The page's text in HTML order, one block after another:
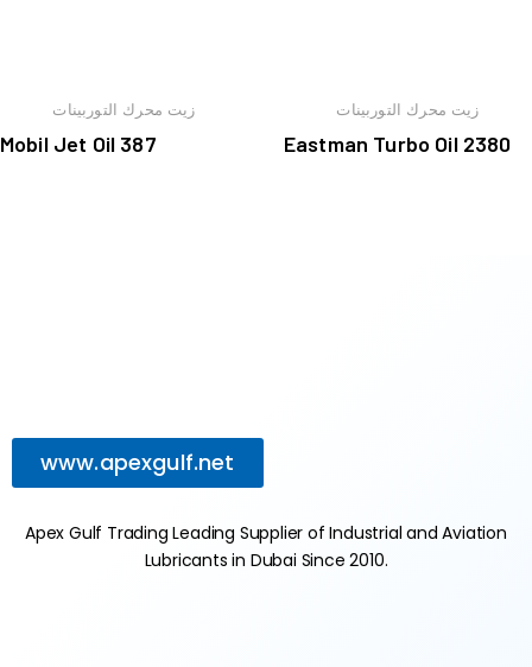
زيت محرك التوربينات
Mobil Jet Oil 387
زيت محرك التوربينات
Eastman Turbo Oil 2380
www.apexgulf.net
Apex Gulf Trading Leading Supplier of Industrial and Aviation
Lubricants in Dubai Since 2010.